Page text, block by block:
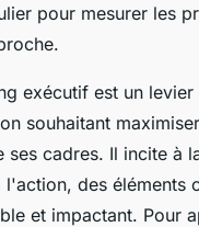
pour mesurer les
exécutif est un
souhaitant
ses cadres. Il incite à
l'action, des éléments
et impactant. Pour